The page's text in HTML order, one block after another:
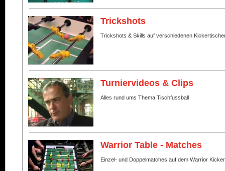
Trickshots
Trickshots & Skills auf verschiedenen
Turniervideos & Clips
Alles rund ums Thema Tischfussball
Warrior Table - Matches
Einzel- und Doppelmatches auf dem Warrior Kicker